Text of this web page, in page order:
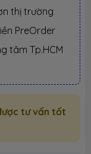
thị trường
PreOrder
tâm Tp.HCM
tư vấn tốt